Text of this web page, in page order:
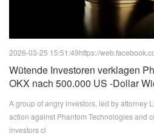
2026-03-25 15:51:49https://
Wütende Investoren verklagen
OKX nach 500.000 US -Dollar
A group of angry investors, led by attorney
action against Phantom Technologies and
investors cl